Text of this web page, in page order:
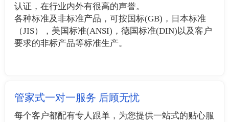
认证，在行业内外有很高的声誉。
各种标准及非标准产品，可按国标(GB)，日本标准
（JIS），美国标准(ANSI)，德国标准(DIN)以及客户
要求的非标产品等标准生产。
管家式一对一服务 后顾无忧
每个客户都配有专人跟单，为您提供一站式的贴心服